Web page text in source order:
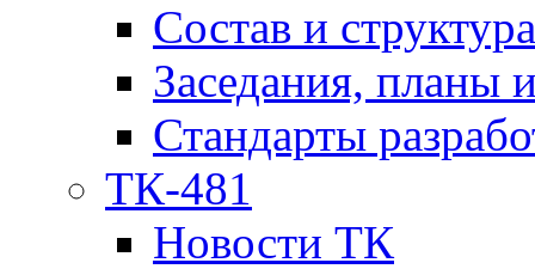
Состав и структура
Заседания, планы
Стандарты
ТК-481
Новости ТК